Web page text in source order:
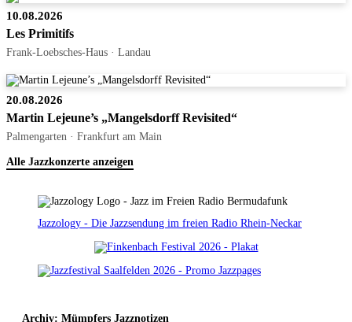
10.08.2026
Les Primitifs
Frank-Loebsches-Haus · Landau
20.08.2026
Martin Lejeune’s „Mangelsdorff Revisited“
Palmengarten · Frankfurt am Main
Alle Jazzkonzerte anzeigen
Jazzology - Die Jazzsendung im freien Radio Rhein-Neckar
Archiv: Mümpfers Jazznotizen